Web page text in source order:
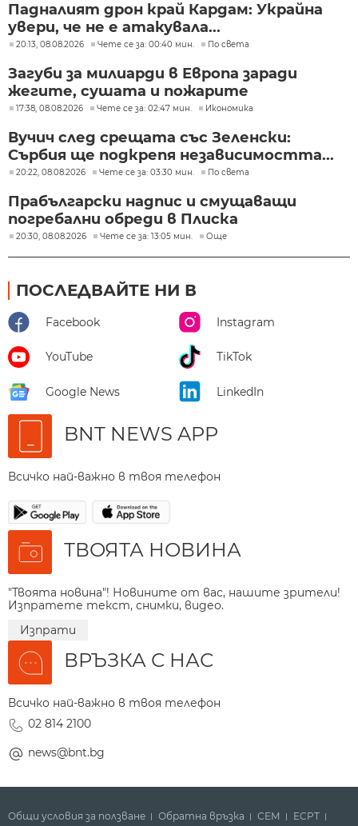
Падналият дрон край Кардам: Украйна
увери, че не е атакувала...
20:13, 08.08.2026 Чете се за: 00:40 мин. По света
Загуби за милиарди в Европа заради
жегите, сушата и пожарите
17:38, 08.08.2026 Чете се за: 02:47 мин. Икономика
Вучич след срещата със Зеленски:
Сърбия ще подкрепя независимостта...
20:22, 08.08.2026 Чете се за: 03:30 мин. По света
Прабългарски надпис и смущаващи
погребални обреди в Плиска
20:30, 08.08.2026 Чете се за: 13:05 мин. Още
ПОСЛЕДВАЙТЕ НИ В
Facebook Instagram
YouTube TikTok
Google News LinkedIn
BNT NEWS APP
Всичко най-важно в твоя телефон
ТВОЯТА НОВИНА
"Твоята новина"! Новините от вас, нашите зрители!
Изпратете текст, снимки, видео.
Изпрати
ВРЪЗКА С НАС
Всичко най-важно в твоя телефон
02 814 2100
news@bnt.bg
Общи условия за ползване Обратна връзка СЕМ ECPT